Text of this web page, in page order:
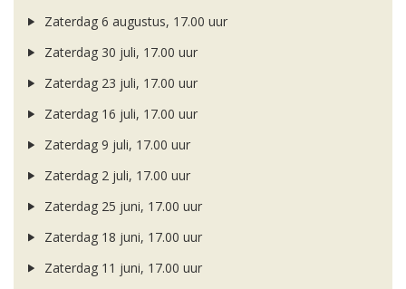
Zaterdag 6 augustus, 17.00 uur
Zaterdag 30 juli, 17.00 uur
Zaterdag 23 juli, 17.00 uur
Zaterdag 16 juli, 17.00 uur
Zaterdag 9 juli, 17.00 uur
Zaterdag 2 juli, 17.00 uur
Zaterdag 25 juni, 17.00 uur
Zaterdag 18 juni, 17.00 uur
Zaterdag 11 juni, 17.00 uur